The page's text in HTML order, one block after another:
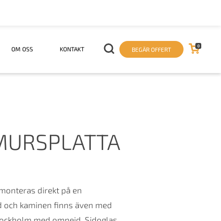
OM OSS KONTAKT BEGÄR OFFERT 0
direkt på en
kaminen finns även med